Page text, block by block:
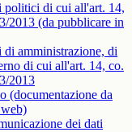
politici di cui all'art. 14,
2013 (da pubblicare in
amministrazione, di
di cui all'art. 14, co.
2013
(documentazione da
dei dati